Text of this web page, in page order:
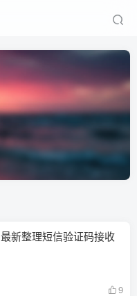
新整理短信验证码接收
9